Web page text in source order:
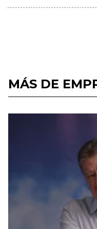
MÁS DE